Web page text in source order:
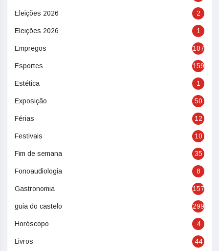
Eleições 2026 2
Eleições 2026 1
Empregos 107
Esportes 159
Estética 1
Exposição 50
Férias 12
Festivais 10
Fim de semana 35
Fonoaudiologia 8
Gastronomia 157
guia do castelo 299
Horóscopo 4
Livros 44